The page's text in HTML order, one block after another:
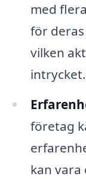
med
för
vilken
intrycket.
företag
kan